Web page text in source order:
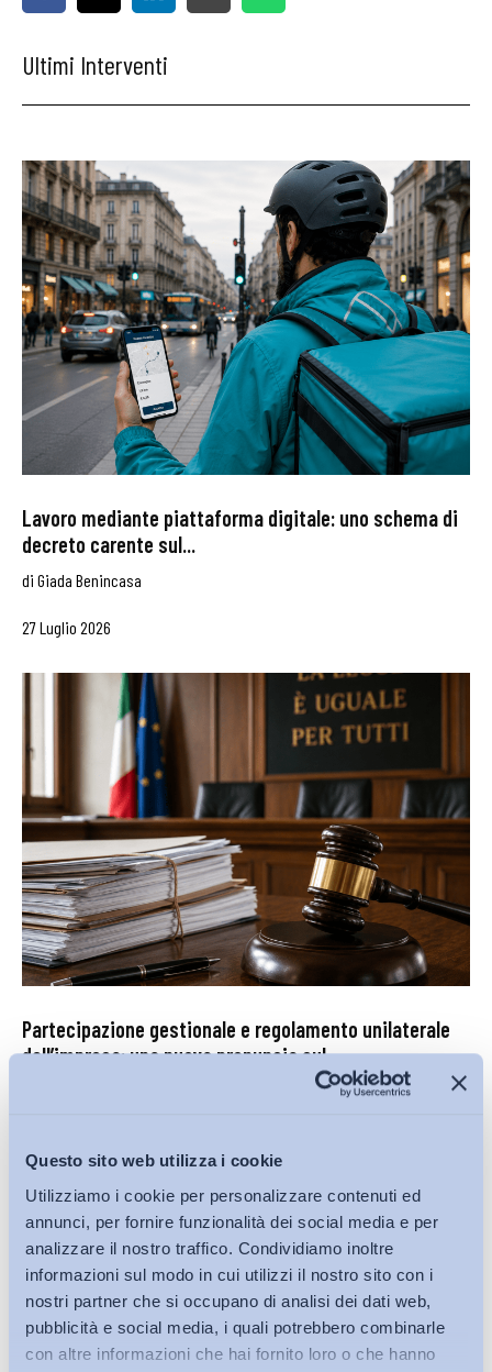
Questo sito web utilizza i cookie
Utilizziamo i cookie per personalizzare contenuti ed
annunci, per fornire funzionalità dei social media e per
analizzare il nostro traffico. Condividiamo inoltre
informazioni sul modo in cui utilizzi il nostro sito con i
nostri partner che si occupano di analisi dei dati web,
pubblicità e social media, i quali potrebbero combinarle
con altre informazioni che hai fornito loro o che hanno
Ultimi Interventi
Lavoro mediante piattaforma digitale: uno schema di
decreto carente sul...
di Giada Benincasa
27 Luglio 2026
Partecipazione gestionale e regolamento unilaterale
dell’impresa: una nuova pronuncia sul...